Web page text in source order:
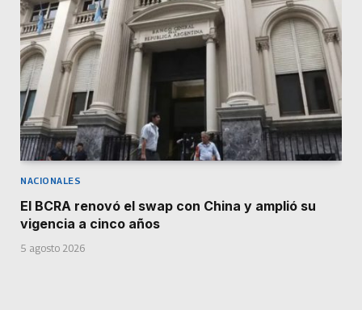
NACIONALES
El BCRA renovó el swap con China y amplió su
vigencia a cinco años
5 agosto 2026